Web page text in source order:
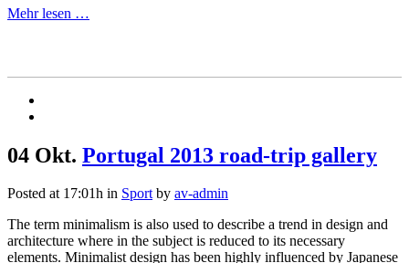
Mehr lesen …
04 Okt. Portugal 2013 road-trip gallery
Posted at 17:01h in Sport by av-admin
The term minimalism is also used to describe a trend in design and
architecture where in the subject is reduced to its necessary
elements. Minimalist design has been highly influenced by Japanese